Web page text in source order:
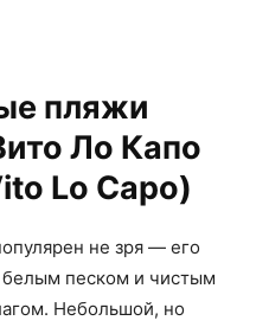
пляжи
Ло Капо
Lo Capo)
не зря — его
песком и чистым
Небольшой, но